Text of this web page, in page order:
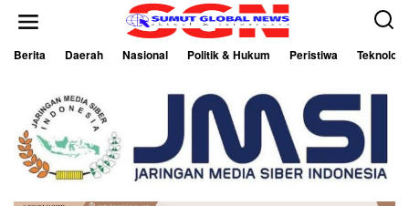
Berita Daerah Nasional Politik & Hukum Peristiwa Teknologi